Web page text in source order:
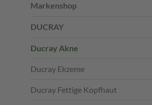
Markenshop
DUCRAY
Ducray Akne
Ducray Ekzeme
Ducray Fettige Kopfhaut